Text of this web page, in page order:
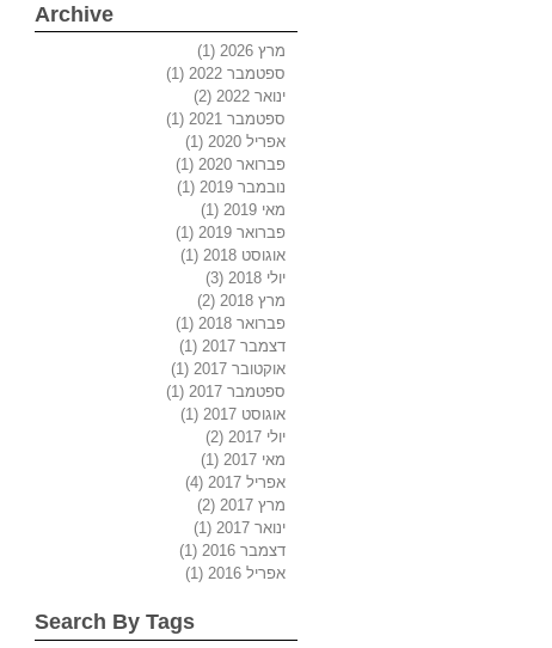
Archive
מרץ 2026 (1)
ספטמבר 2022
(1)
ינואר 2022
(2)
ספטמבר 2021
(1)
אפריל 2020
(1)
פברואר 2020
(1)
נובמבר 2019
(1)
מאי 2019
(1)
פברואר 2019
(1)
אוגוסט 2018
(1)
יולי 2018
(3)
מרץ 2018
(2)
פברואר 2018
(1)
דצמבר 2017
(1)
אוקטובר 2017
(1)
ספטמבר 2017
(1)
אוגוסט 2017
(1)
יולי 2017
(2)
מאי 2017
(1)
אפריל 2017
(4)
מרץ 2017
(2)
ינואר 2017
(1)
דצמבר 2016
(1)
אפריל 2016
(1)
Search By Tags